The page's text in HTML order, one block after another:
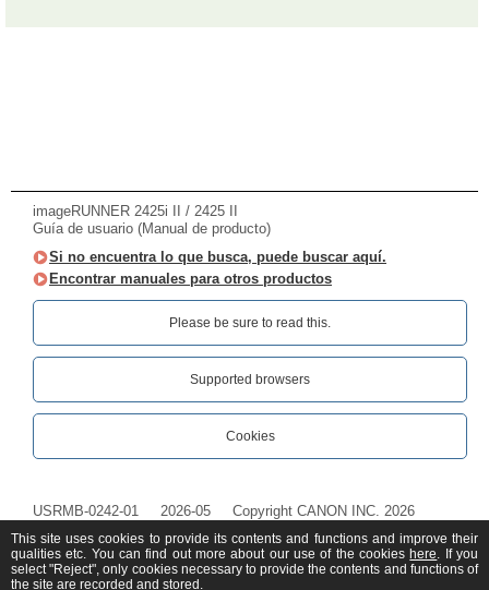
imageRUNNER 2425i II / 2425 II
Guía de usuario (Manual de producto)
Si no encuentra lo que busca, puede buscar aquí.
Encontrar manuales para otros productos
Please be sure to read this.‎
Supported browsers
Cookies
USRMB-0242-01 2026-05 Copyright CANON INC. 2026
This site uses cookies to provide its contents and functions and improve their
qualities etc. You can find out more about our use of the cookies here. If you
select "Reject", only cookies necessary to provide the contents and functions of
the site are recorded and stored.